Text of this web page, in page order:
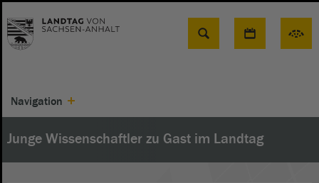
Suche
Navigation
Junge Wissenschaftler zu Gast im Landtag